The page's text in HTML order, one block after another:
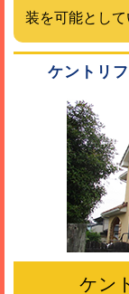
装を可能として
ケントリ
ケン